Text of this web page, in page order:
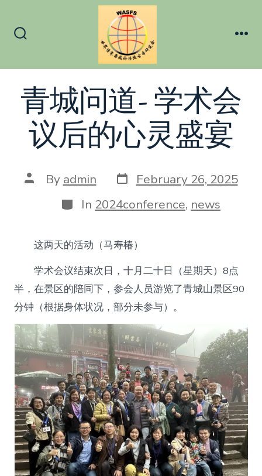
青城问道- 学术会
议后的心灵盛宴
Post
author
By admin Post
date
February 26, 2025
Categories
In 2024conference, news
这两天的活动（马寿椿）
学术会议结束次日，十月二十日（星期天）8点
半，在景区的陪同下，参会人员游览了青城山景区90
分钟（根据身体状况，部分未参与）。